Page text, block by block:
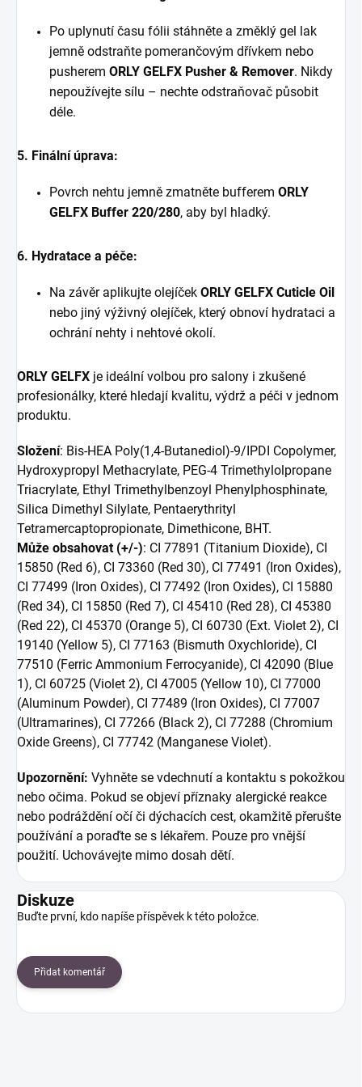
Po uplynutí času fólii stáhněte a změklý gel lak
jemně odstraňte pomerančovým dřívkem nebo
pusherem ORLY GELFX Pusher & Remover. Nikdy
nepoužívejte sílu – nechte odstraňovač působit
déle.
5. Finální úprava:
Povrch nehtu jemně zmatněte bufferem ORLY
GELFX Buffer 220/280, aby byl hladký.
6. Hydratace a péče:
Na závěr aplikujte olejíček ORLY GELFX Cuticle Oil
nebo jiný výživný olejíček, který obnoví hydrataci a
ochrání nehty i nehtové okolí.
ORLY GELFX je ideální volbou pro salony i zkušené
profesionálky, které hledají kvalitu, výdrž a péči v jednom
produktu.
Složení: Bis-HEA Poly(1,4-Butanediol)-9/IPDI Copolymer,
Hydroxypropyl Methacrylate, PEG-4 Trimethylolpropane
Triacrylate, Ethyl Trimethylbenzoyl Phenylphosphinate,
Silica Dimethyl Silylate, Pentaerythrityl
Tetramercaptopropionate, Dimethicone, BHT.
Může obsahovat (+/-): CI 77891 (Titanium Dioxide), CI
15850 (Red 6), CI 73360 (Red 30), CI 77491 (Iron Oxides),
CI 77499 (Iron Oxides), CI 77492 (Iron Oxides), CI 15880
(Red 34), CI 15850 (Red 7), CI 45410 (Red 28), CI 45380
(Red 22), CI 45370 (Orange 5), CI 60730 (Ext. Violet 2), CI
19140 (Yellow 5), CI 77163 (Bismuth Oxychloride), CI
77510 (Ferric Ammonium Ferrocyanide), CI 42090 (Blue
1), CI 60725 (Violet 2), CI 47005 (Yellow 10), CI 77000
(Aluminum Powder), CI 77489 (Iron Oxides), CI 77007
(Ultramarines), CI 77266 (Black 2), CI 77288 (Chromium
Oxide Greens), CI 77742 (Manganese Violet).
Upozornění: Vyhněte se vdechnutí a kontaktu s pokožkou
nebo očima. Pokud se objeví příznaky alergické reakce
nebo podráždění očí či dýchacích cest, okamžitě přerušte
používání a poraďte se s lékařem. Pouze pro vnější
použití. Uchovávejte mimo dosah dětí.
Diskuze
Buďte první, kdo napíše příspěvek k této položce.
Přidat komentář